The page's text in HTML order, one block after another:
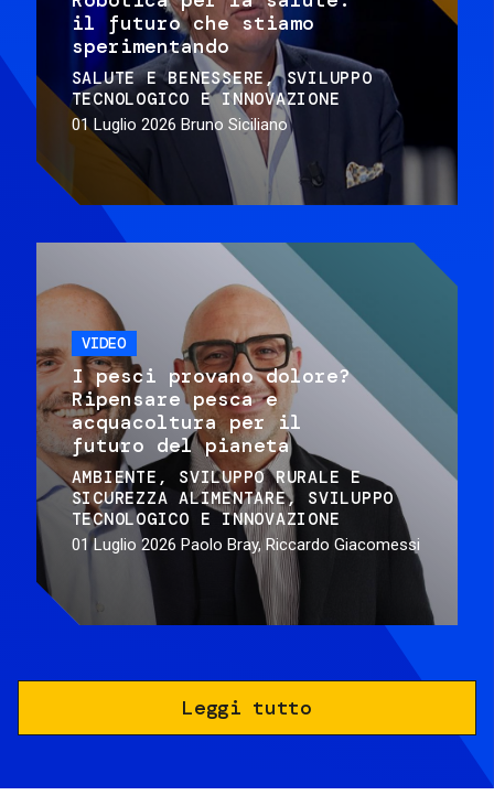
il futuro che stiamo
sperimentando
SALUTE E BENESSERE
SVILUPPO
TECNOLOGICO E INNOVAZIONE
01 Luglio 2026 Bruno Siciliano
VIDEO
I pesci provano dolore?
Ripensare pesca e
acquacoltura per il
futuro del pianeta
AMBIENTE
SVILUPPO RURALE E
SICUREZZA ALIMENTARE
SVILUPPO
TECNOLOGICO E INNOVAZIONE
01 Luglio 2026 Paolo Bray, Riccardo Giacomessi
Leggi tutto